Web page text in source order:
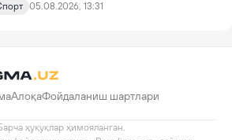
05.08.2026, 13:31
АлоқаФойдаланиш шартлари
ҳуқуқлар ҳимояланган.